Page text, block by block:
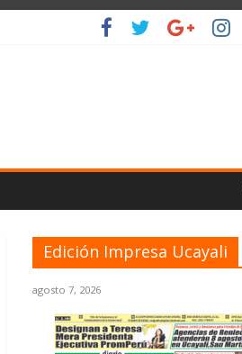
Edición Impresa Ucayali
agosto 7, 2026